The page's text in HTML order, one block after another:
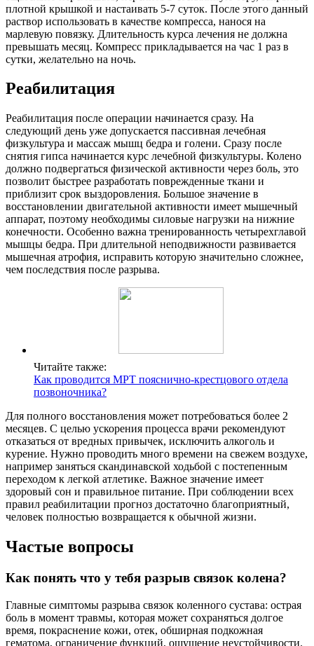
плотной крышкой и настаивать 5-7 суток. После этого данный
раствор использовать в качестве компресса, нанося на
марлевую повязку. Длительность курса лечения не должна
превышать месяц. Компресс прикладывается на час 1 раз в
сутки, желательно на ночь.
Реабилитация
Реабилитация после операции начинается сразу. На
следующий день уже допускается пассивная лечебная
физкультура и массаж мышц бедра и голени. Сразу после
снятия гипса начинается курс лечебной физкультуры. Колено
должно подвергаться физической активности через боль, это
позволит быстрее разработать поврежденные ткани и
приблизит срок выздоровления. Большое значение в
восстановлении двигательной активности имеет мышечный
аппарат, поэтому необходимы силовые нагрузки на нижние
конечности. Особенно важна тренированность четырехглавой
мышцы бедра. При длительной неподвижности развивается
мышечная атрофия, исправить которую значительно сложнее,
чем последствия после разрыва.
Читайте также:
Как проводится МРТ пояснично-крестцового отдела
позвоночника?
Для полного восстановления может потребоваться более 2
месяцев. С целью ускорения процесса врачи рекомендуют
отказаться от вредных привычек, исключить алкоголь и
курение. Нужно проводить много времени на свежем воздухе,
например заняться скандинавской ходьбой с постепенным
переходом к легкой атлетике. Важное значение имеет
здоровый сон и правильное питание. При соблюдении всех
правил реабилитации прогноз достаточно благоприятный,
человек полностью возвращается к обычной жизни.
Частые вопросы
Как понять что у тебя разрыв связок колена?
Главные симптомы разрыва связок коленного сустава: острая
боль в момент травмы, которая может сохраняться долгое
время, покраснение кожи, отек, обширная подкожная
гематома, ограничение функций, ощущение неустойчивости.